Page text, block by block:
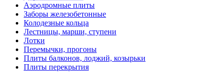
Аэродромные плиты
Заборы железобетонные
Колодезные кольца
Лестницы, марши, ступени
Лотки
Перемычки, прогоны
Плиты балконов, лоджий, козырьки
Плиты перекрытия